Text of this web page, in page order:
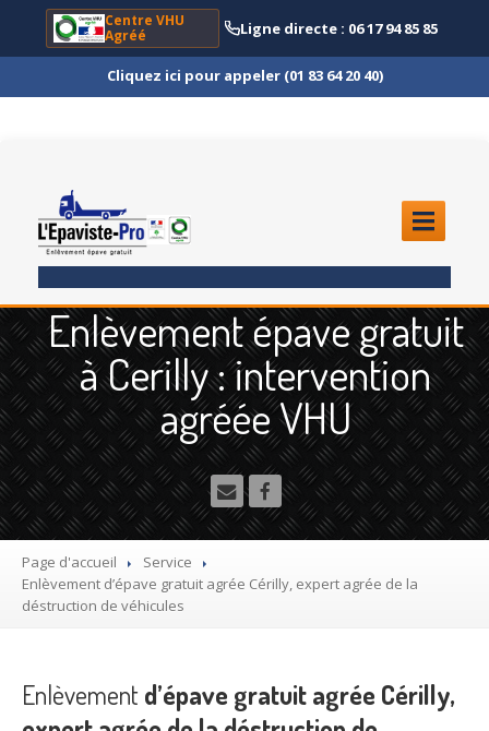
Centre VHU
Agréé
Ligne directe : 06 17 94 85 85
Cliquez ici pour appeler (01 83 64 20 40)
ENLÈVEMENTÉPAVE
Quoi?
Scooteret Moto
Camion
et Poids Lourd
Utilitaire
Démolisseuragrée VHU gratuit
Mettreà la casse sa voiture
Recyclagevoiture usagée gratuit
Enlèvement épave gratuit
à Cerilly : intervention
agréée VHU
Page d'accueil
Service
Enlèvement d’épave gratuit agrée Cérilly, expert agrée de la
déstruction de véhicules
Enlèvement d’épave gratuit agrée Cérilly,